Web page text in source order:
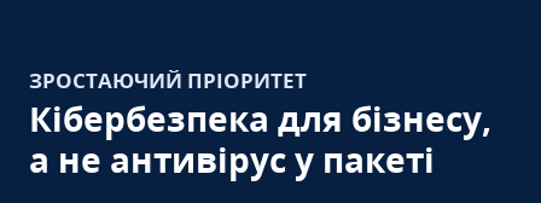
ЗРОСТАЮЧИЙ ПРІОРИТЕТ
Кібербезпека для бізнесу,
а не антивірус у пакеті